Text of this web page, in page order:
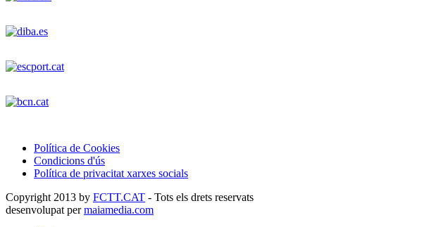
Política de Cookies
Condicions d'ús
Política de privacitat xarxes socials
Copyright 2013 by FCTT.CAT - Tots els drets reservats
desenvolupat permaiamedia.com